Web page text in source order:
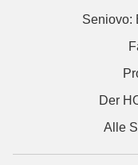
Seniovo:
Der
Alle